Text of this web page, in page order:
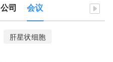
公司 会议
肝星状细胞